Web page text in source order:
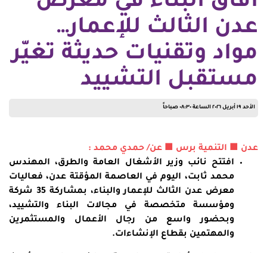
عدن الثالث للإعمار…
مواد وتقنيات حديثة تغيّر
مستقبل التشييد
الأحد ١٩ أبريل ٢٠٢٦ الساعة ٠٨:٣٠ صباحاً
عدن ■ التنمية برس ■ عن/ حمدي محمد :
افتتح نائب وزير الأشغال العامة والطرق، المهندس
محمد ثابت، اليوم في العاصمة المؤقتة عدن، فعاليات
معرض عدن الثالث للإعمار والبناء، بمشاركة 35 شركة
ومؤسسة متخصصة في مجالات البناء والتشييد،
وبحضور واسع من رجال الأعمال والمستثمرين
والمهتمين بقطاع الإنشاءات.